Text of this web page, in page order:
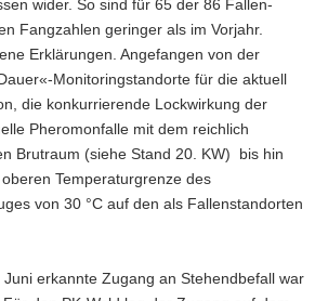
wider. So sind für 65 der 86 Fallen­
Fangzahlen geringer als im Vorjahr.
Erklärun­gen. Angefangen von der
Monitoringstandorte für die aktuell
die konkurrierende Lockwirkung der
Pheromonfalle mit dem reichlich
Brutraum (siehe Stand 20. KW) bis hin
Temperaturgrenze des
von 30 °C auf den als Fallenstandorten
erkannte Zugang an Stehend­befall war